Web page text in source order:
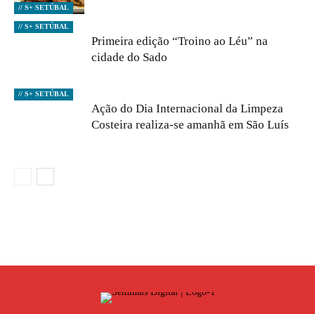
// S+ SETÚBAL
// S+ SETÚBAL
Primeira edição “Troino ao Léu” na
cidade do Sado
// S+ SETÚBAL
Ação do Dia Internacional da Limpeza
Costeira realiza-se amanhã em São Luís